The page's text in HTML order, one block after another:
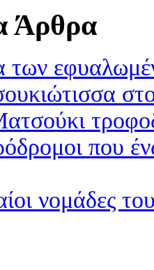
Άρθρα
των
που
νομάδες